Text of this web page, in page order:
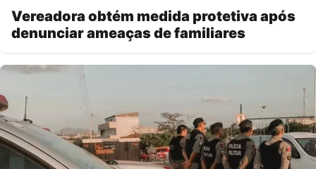
Vereadora obtém medida protetiva após
denunciar ameaças de familiares